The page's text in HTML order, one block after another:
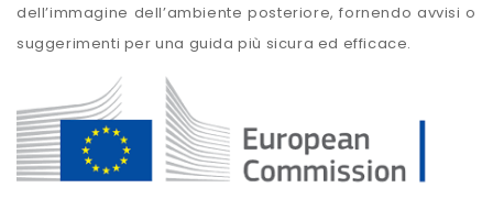
dell’immagine dell’ambiente posteriore, fornendo avvisi o
suggerimenti per una guida più sicura ed efficace.